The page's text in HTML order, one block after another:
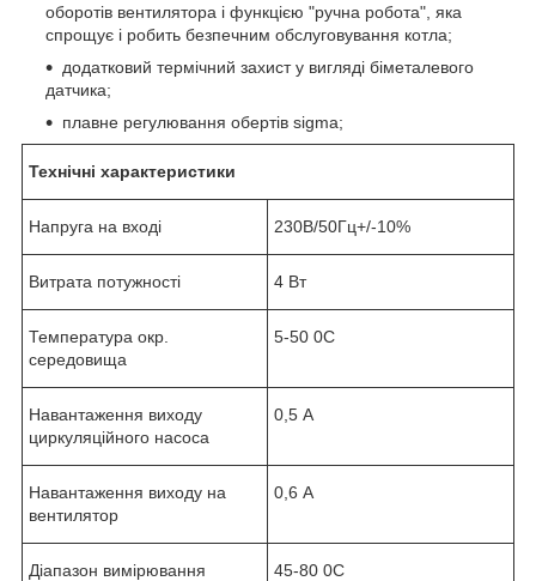
оборотів вентилятора і функцією "ручна робота", яка
спрощує і робить безпечним обслуговування котла;
додатковий термічний захист у вигляді біметалевого
датчика;
плавне регулювання обертів sigma;
Технічні характеристики
Напруга на вході 230В/50Гц+/-10%
Витрата потужності 4 Вт
Температура окр.
середовища
5-50 0С
Навантаження виходу
циркуляційного насоса
0,5 А
Навантаження виходу на
вентилятор
0,6 А
Діапазон вимірювання 45-80 0С